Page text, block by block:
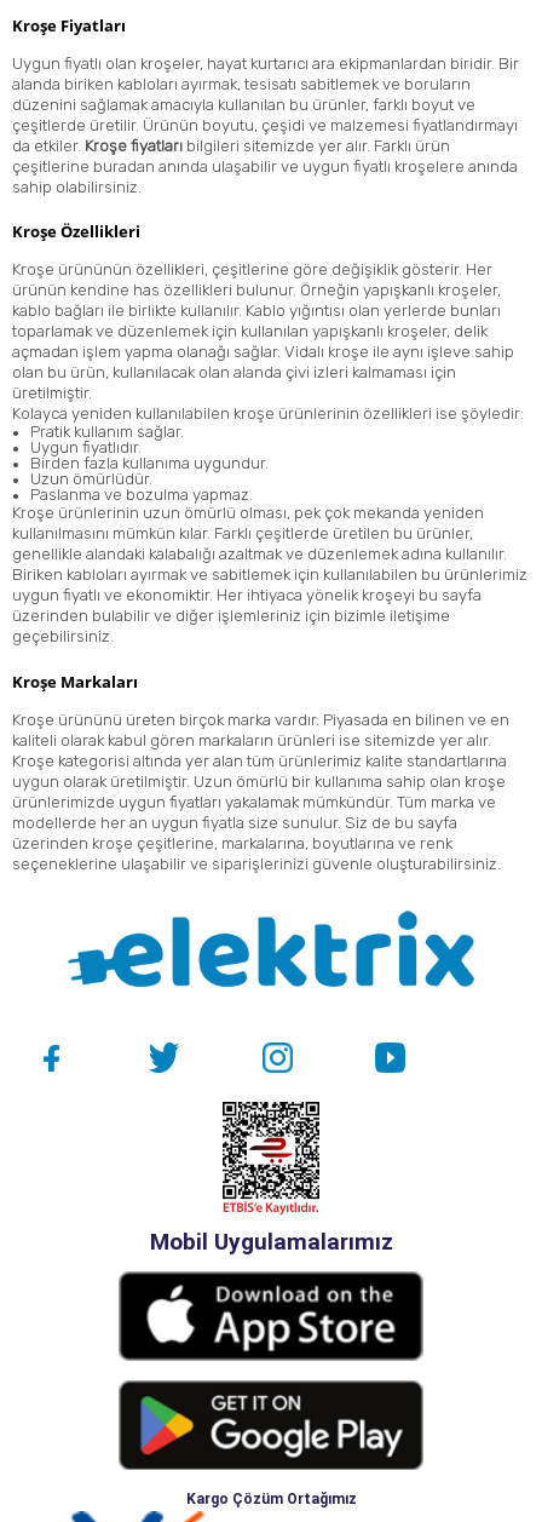
Kroşe Fiyatları
Uygun fiyatlı olan kroşeler, hayat kurtarıcı ara ekipmanlardan biridir. Bir
alanda biriken kabloları ayırmak, tesisatı sabitlemek ve boruların
düzenini sağlamak amacıyla kullanılan bu ürünler, farklı boyut ve
çeşitlerde üretilir. Ürünün boyutu, çeşidi ve malzemesi fiyatlandırmayı
da etkiler. Kroşe fiyatları bilgileri sitemizde yer alır. Farklı ürün
çeşitlerine buradan anında ulaşabilir ve uygun fiyatlı kroşelere anında
sahip olabilirsiniz.
Kroşe Özellikleri
Kroşe ürününün özellikleri, çeşitlerine göre değişiklik gösterir. Her
ürünün kendine has özellikleri bulunur. Örneğin yapışkanlı kroşeler,
kablo bağları ile birlikte kullanılır. Kablo yığıntısı olan yerlerde bunları
toparlamak ve düzenlemek için kullanılan yapışkanlı kroşeler, delik
açmadan işlem yapma olanağı sağlar. Vidalı kroşe ile aynı işleve sahip
olan bu ürün, kullanılacak olan alanda çivi izleri kalmaması için
üretilmiştir.
Kolayca yeniden kullanılabilen kroşe ürünlerinin özellikleri ise şöyledir:
Pratik kullanım sağlar.
Uygun fiyatlıdır.
Birden fazla kullanıma uygundur.
Uzun ömürlüdür.
Paslanma ve bozulma yapmaz.
Kroşe ürünlerinin uzun ömürlü olması, pek çok mekanda yeniden
kullanılmasını mümkün kılar. Farklı çeşitlerde üretilen bu ürünler,
genellikle alandaki kalabalığı azaltmak ve düzenlemek adına kullanılır.
Biriken kabloları ayırmak ve sabitlemek için kullanılabilen bu ürünlerimiz
uygun fiyatlı ve ekonomiktir. Her ihtiyaca yönelik kroşeyi bu sayfa
üzerinden bulabilir ve diğer işlemleriniz için bizimle iletişime
geçebilirsiniz.
Kroşe Markaları
Kroşe ürününü üreten birçok marka vardır. Piyasada en bilinen ve en
kaliteli olarak kabul gören markaların ürünleri ise sitemizde yer alır.
Kroşe kategorisi altında yer alan tüm ürünlerimiz kalite standartlarına
uygun olarak üretilmiştir. Uzun ömürlü bir kullanıma sahip olan kroşe
ürünlerimizde uygun fiyatları yakalamak mümkündür. Tüm marka ve
modellerde her an uygun fiyatla size sunulur. Siz de bu sayfa
üzerinden kroşe çeşitlerine, markalarına, boyutlarına ve renk
seçeneklerine ulaşabilir ve siparişlerinizi güvenle oluşturabilirsiniz.
Mobil Uygulamalarımız
Kargo Çözüm Ortağımız